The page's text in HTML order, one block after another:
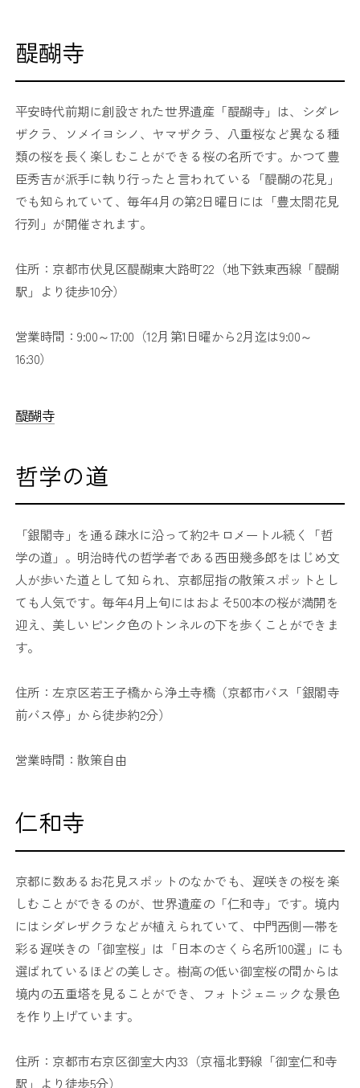
醍醐寺
平安時代前期に創設された世界遺産「醍醐寺」は、シダレ
ザクラ、ソメイヨシノ、ヤマザクラ、八重桜など異なる種
類の桜を長く楽しむことができる桜の名所です。かつて豊
臣秀吉が派手に執り行ったと言われている「醍醐の花見」
でも知られていて、毎年4月の第2日曜日には「豊太閤花見
行列」が開催されます。
住所：京都市伏見区醍醐東大路町22（地下鉄東西線「醍醐
駅」より徒歩10分）
営業時間：9:00～17:00（12月第1日曜から2月迄は9:00～
16:30）
醍醐寺
哲学の道
「銀閣寺」を通る疎水に沿って約2キロメートル続く「哲
学の道」。明治時代の哲学者である西田幾多郎をはじめ文
人が歩いた道として知られ、京都屈指の散策スポットとし
ても人気です。毎年4月上旬にはおよそ500本の桜が満開を
迎え、美しいピンク色のトンネルの下を歩くことができま
す。
住所：左京区若王子橋から浄土寺橋（京都市バス「銀閣寺
前バス停」から徒歩約2分）
営業時間：散策自由
仁和寺
京都に数あるお花見スポットのなかでも、遅咲きの桜を楽
しむことができるのが、世界遺産の「仁和寺」です。境内
にはシダレザクラなどが植えられていて、中門西側一帯を
彩る遅咲きの「御室桜」は「日本のさくら名所100選」にも
選ばれているほどの美しさ。樹高の低い御室桜の間からは
境内の五重塔を見ることができ、フォトジェニックな景色
を作り上げています。
住所：京都市右京区御室大内33（京福北野線「御室仁和寺
駅」より徒歩5分）